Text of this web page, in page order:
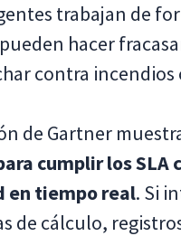
trabajan de
hacer
contra
de Gartner
cumplir los
en tiempo real. Si
de cálculo,